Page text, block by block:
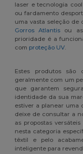
laser e tecnologia
ou fardamento
uma vasta seleção de
Gorros Atlantis ou
prioridade é a
com proteção UV.
Estes produtos são
geralmente com um
que garantem
identidade da sua
estiver a planear uma
deixe de consultar a
as propostas versáteis
nesta categoria
têxtil e pelo
inteligente para